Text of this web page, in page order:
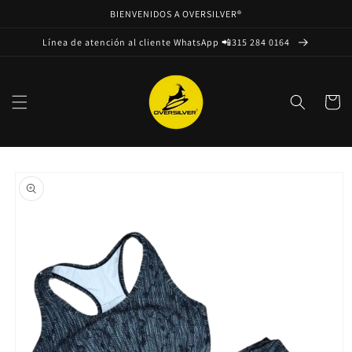
BIENVENIDOS A OVERSILVER®
Línea de atención al cliente WhatsApp 📲315 284 0164
Carrito
directamente
a la
información